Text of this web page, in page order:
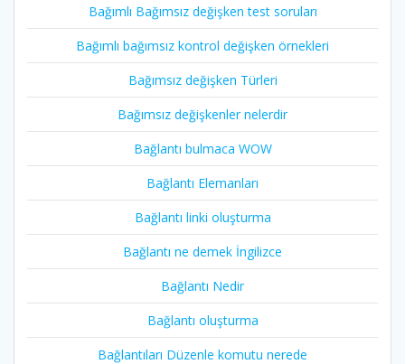
Bağımlı Bağımsız değişken test soruları
Bağımlı bağımsız kontrol değişken örnekleri
Bağımsız değişken Türleri
Bağımsız değişkenler nelerdir
Bağlantı bulmaca WOW
Bağlantı Elemanları
Bağlantı linki oluşturma
Bağlantı ne demek İngilizce
Bağlantı Nedir
Bağlantı oluşturma
Bağlantıları Düzenle komutu nerede